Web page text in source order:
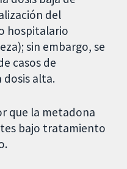
del
hospitalario
sin embargo, se
casos de
dosis alta.
que la metadona
bajo tratamiento